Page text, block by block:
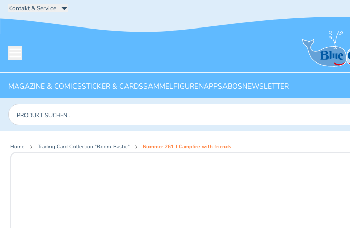
Kontakt & Service
Startseite
MAGAZINE & COMICSSTICKER & CARDSSAMMELFIGURENAPPSABOSNEWSLETTER
Produkte suchen
Home Trading Card Collection "Boom-Bastic" Nummer 261 I Campfire with friends